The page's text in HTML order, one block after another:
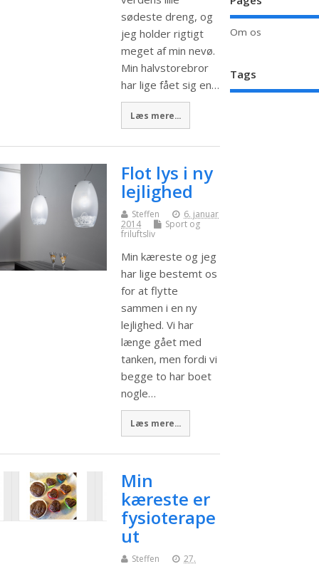
sødeste dreng, og
jeg holder rigtigt
meget af min nevø.
Min halvstorebror
har lige fået sig en…
Læs mere...
Flot lys i ny
lejlighed
Steffen
6. januar
2014
Sport og
friluftsliv
Min kæreste og jeg
har lige bestemt os
for at flytte
sammen i en ny
lejlighed. Vi har
længe gået med
tanken, men fordi vi
begge to har boet
nogle…
Læs mere...
Min
kæreste er
fysioterape
ut
Steffen
27.
Om os
Tags